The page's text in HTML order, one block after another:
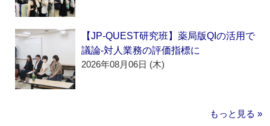
【JP-QUEST研究班】薬局版QIの活用で
議論‐対人業務の評価指標に
2026年08月06日 (木)
もっと見る »